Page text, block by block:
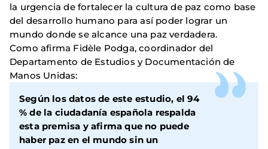
la urgencia de fortalecer la cultura de paz como base
del desarrollo humano para así poder lograr un
mundo donde se alcance una paz verdadera.
Como afirma Fidèle Podga, coordinador del
Departamento de Estudios y Documentación de
Manos Unidas:
Según los datos de este estudio, el 94
% de la ciudadanía española respalda
esta premisa y afirma que no puede
haber paz en el mundo sin un